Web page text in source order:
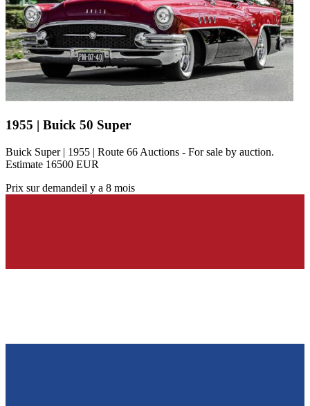
1955 | Buick 50 Super
Buick Super | 1955 | Route 66 Auctions - For sale by auction.
Estimate 16500 EUR
Prix sur demandeil y a 8 mois